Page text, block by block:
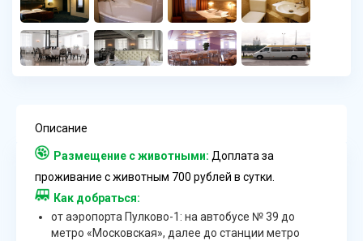
Описание
Размещение с животными: Доплата за
проживание с животным 700 рублей в сутки.
Как добраться:
от аэропорта Пулково-1: на автобусе № 39 до
метро «Московская», далее до станции метро